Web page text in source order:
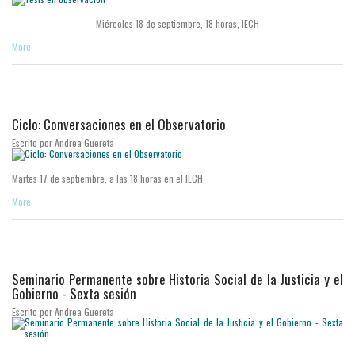
Miércoles 18 de septiembre, 18 horas, IECH
More
Ciclo: Conversaciones en el Observatorio
Escrito porAndrea Guereta
Martes 17 de septiembre, a las 18 horas en el IECH
More
Seminario Permanente sobre Historia Social de la Justicia y el
Gobierno - Sexta sesión
Escrito porAndrea Guereta